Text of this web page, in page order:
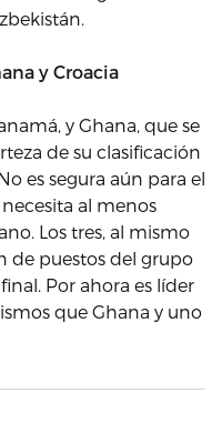
y Croacia
y Ghana, que se
de su clasificación
es segura aún para el
al menos
Los tres, al mismo
de puestos del grupo
Por ahora es líder
que Ghana y uno